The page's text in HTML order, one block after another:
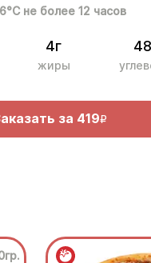
не более 12 часов
4г
жиры
за 419R